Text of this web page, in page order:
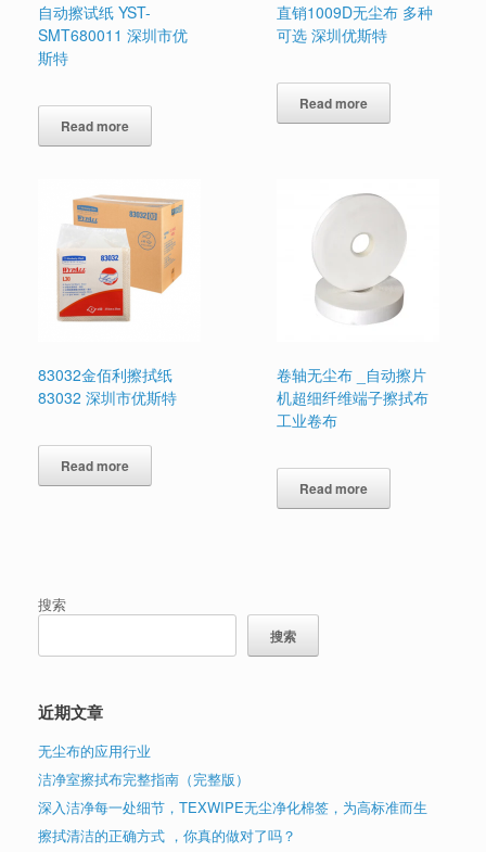
自动擦试纸 YST-
SMT680011 深圳市优
斯特
Read more
直销1009D无尘布 多种
可选 深圳优斯特
Read more
83032金佰利擦拭纸
83032 深圳市优斯特
Read more
卷轴无尘布 _自动擦片
机超细纤维端子擦拭布
工业卷布
Read more
搜索
搜索
近期文章
无尘布的应用行业
洁净室擦拭布完整指南（完整版）
深入洁净每一处细节，TEXWIPE无尘净化棉签，为高标准而生
擦拭清洁的正确方式 ，你真的做对了吗？